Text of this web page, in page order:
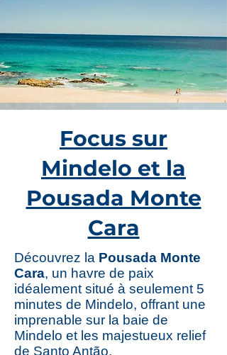
Focus sur
Mindelo et la
Pousada Monte
Cara
Découvrez la Pousada Monte
Cara, un havre de paix
idéalement situé à seulement 5
minutes de Mindelo, offrant une
imprenable sur la baie de
Mindelo et les majestueux relief
de Santo Antão.